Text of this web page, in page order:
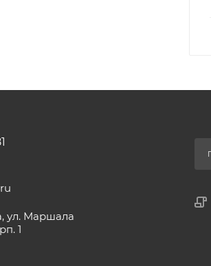
ул. Маршала
1